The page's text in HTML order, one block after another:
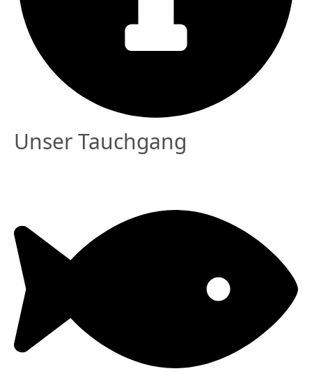
Unser Tauchgang